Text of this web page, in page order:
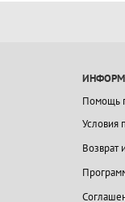
Помощь
Условия
Возврат